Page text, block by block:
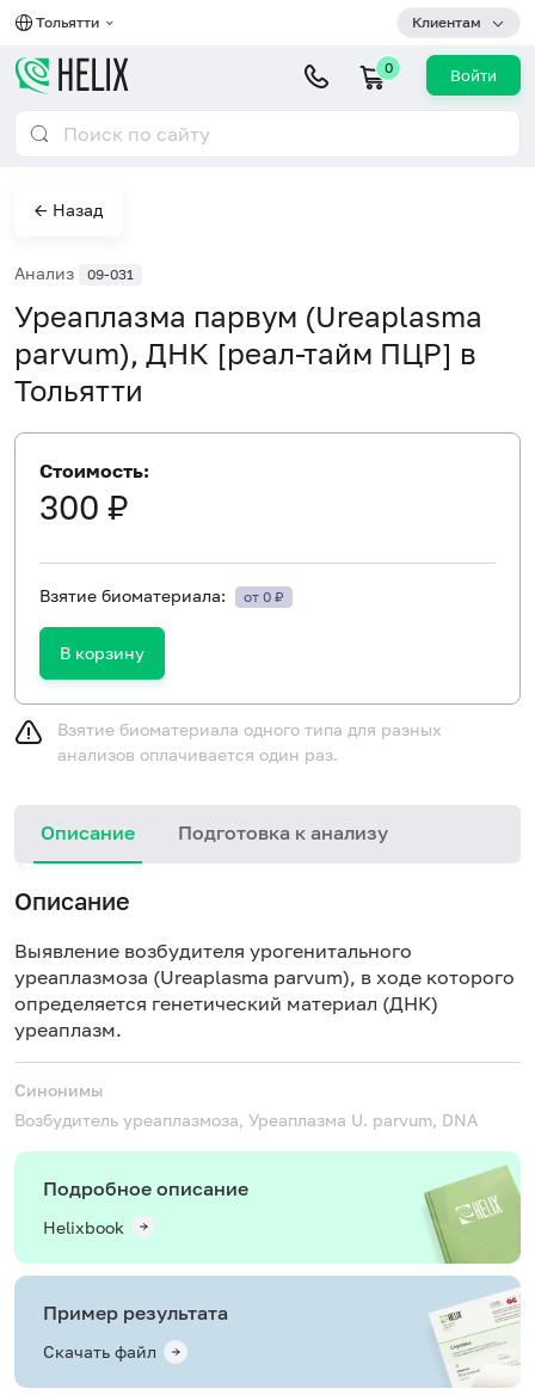
Тольятти Клиентам
0 Войти
← Назад
Анализ 09-031
Уреаплазма парвум (Ureaplasma
parvum), ДНК [реал-тайм ПЦР] в
Тольятти
Стоимость:
300 ₽
Взятие биоматериала: от 0 ₽
В корзину
Взятие биоматериала одного типа для разных
анализов оплачивается один раз.
Описание Подготовка к анализу
Описание
Выявление возбудителя урогенитального
уреаплазмоза (Ureaplasma parvum), в ходе которого
определяется генетический материал (ДНК)
уреаплазм.
Синонимы
Возбудитель уреаплазмоза, Уреаплазма U. parvum, DNA
Подробное описание
Helixbook
Пример результата
Скачать файл